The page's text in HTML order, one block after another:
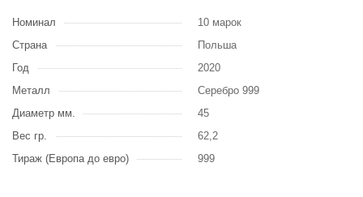
Номинал
10 марок
Страна
Польша
Год
2020
Металл
Серебро 999
Диаметр мм.
45
Вес гр.
62,2
Тираж (Европа до евро)
999